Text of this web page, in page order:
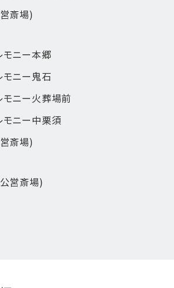
斎場)
モニー本郷
ニー鬼石
ニー火葬場前
ニー中栗須
斎場)
営斎場)